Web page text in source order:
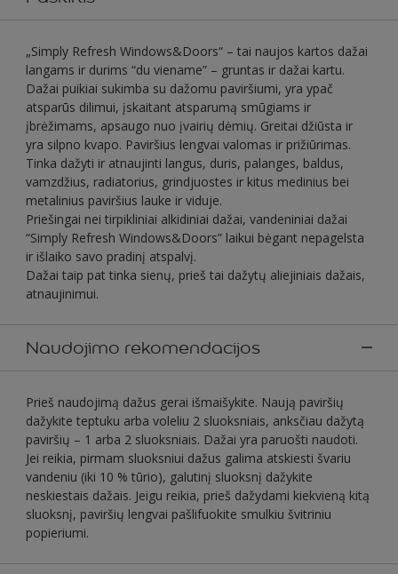
„Simply Refresh Windows&Doors“ – tai naujos kartos dažai
langams ir durims “du viename” – gruntas ir dažai kartu.
Dažai puikiai sukimba su dažomu paviršiumi, yra ypač
atsparūs dilimui, įskaitant atsparumą smūgiams ir
įbrėžimams, apsaugo nuo įvairių dėmių. Greitai džiūsta ir
yra silpno kvapo. Paviršius lengvai valomas ir prižiūrimas.
Tinka dažyti ir atnaujinti langus, duris, palanges, baldus,
vamzdžius, radiatorius, grindjuostes ir kitus medinius bei
metalinius paviršius lauke ir viduje.
Priešingai nei tirpikliniai alkidiniai dažai, vandeniniai dažai
“Simply Refresh Windows&Doors” laikui bėgant nepagelsta
ir išlaiko savo pradinį atspalvį.
Dažai taip pat tinka sienų, prieš tai dažytų aliejiniais dažais,
atnaujinimui.
Naudojimo rekomendacijos
Prieš naudojimą dažus gerai išmaišykite. Naują paviršių
dažykite teptuku arba voleliu 2 sluoksniais, anksčiau dažytą
paviršių – 1 arba 2 sluoksniais. Dažai yra paruošti naudoti.
Jei reikia, pirmam sluoksniui dažus galima atskiesti švariu
vandeniu (iki 10 % tūrio), galutinį sluoksnį dažykite
neskiestais dažais. Jeigu reikia, prieš dažydami kiekvieną kitą
sluoksnį, paviršių lengvai pašlifuokite smulkiu švitriniu
popieriumi.